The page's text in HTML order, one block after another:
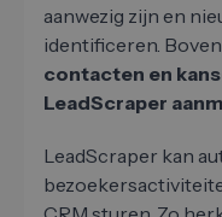
aanwezig zijn en
identificeren.
contacten en
LeadScraper
LeadScraper kan